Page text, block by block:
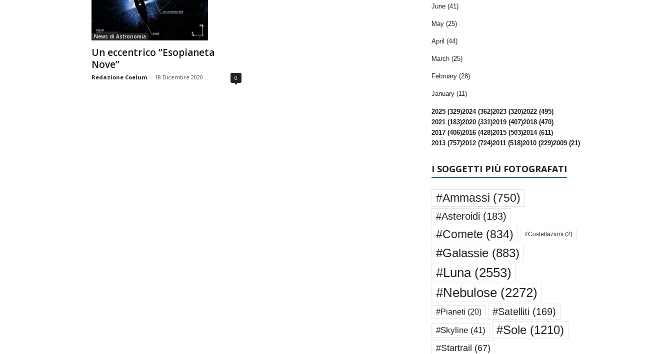
m
i
a
News di Astronomia
Un eccentrico “Esopianeta
Nove”
Redazione Coelum - 18 Dicembre 2020 0
June (41)
May (25)
April (44)
March (25)
February (28)
January (11)
2025 (329)2024 (362)2023 (320)2022 (495)
2021 (183)2020 (331)2019 (407)2018 (470)
2017 (406)2016 (428)2015 (503)2014 (611)
2013 (757)2012 (724)2011 (518)2010 (229)2009 (21)
I SOGGETTI PIÙ FOTOGRAFATI
#Ammassi (750)
#Asteroidi (183)
#Comete (834) #Costellazioni (2)
#Galassie(883)
#Luna(2553)
#Nebulose(2272)
#Pianeti (20) #Satelliti (169)
#Skyline(41) #Sole(1210)
#Startrail (67)